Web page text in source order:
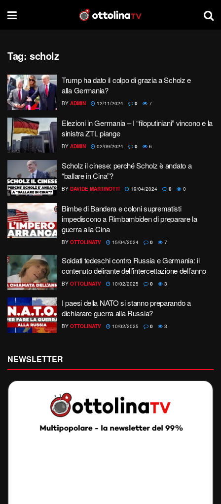
Tag: scholz
Trump ha dato il colpo di grazia a Scholz e
alla Germania?
BY ADMIN 12/11/2024 0 7
Elezioni in Germania – I “filoputiniani” vincono e la
sinistra ZTL piange
BY ADMIN 02/09/2024 0 6
Scholz il cinese: perché Scholz è andato a
“ballare in Cina”?
BY DAVIDE MARTINOTTI 19/04/2024 0 0
Bimbe di Bandera e coloni suprematisti
impediscono a Rimbambiden di preparare la
guerra alla Cina
BY OTTOLINATV 15/04/2024 0 7
Soldati tedeschi contro Russia e Germania: il
contenuto delirante dell’intercettazione dell’anno
BY OTTOLINATV 10/02/2025 0 3
I paesi della NATO si stanno preparando a
dichiarare guerra alla Russia?
BY OTTOLINATV 10/02/2025 0 3
NEWSLETTER